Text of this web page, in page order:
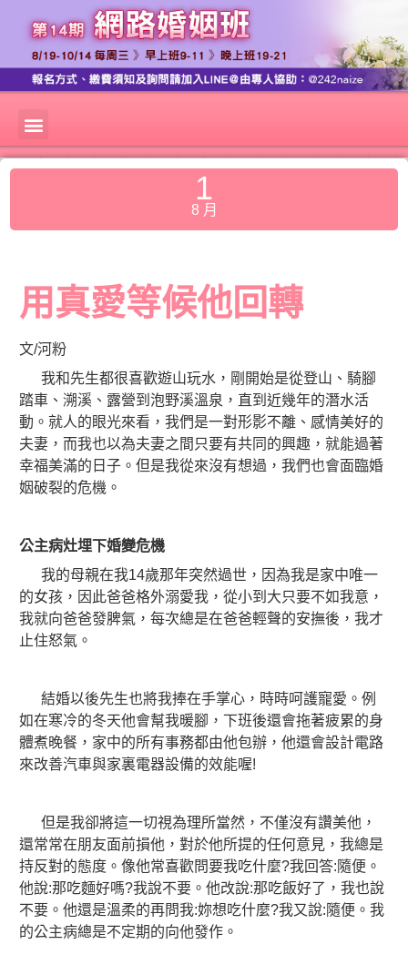
1
8 月
用真愛等候他回轉
文/河粉
我和先生都很喜歡遊山玩水，剛開始是從登山、騎腳
踏車、溯溪、露營到泡野溪溫泉，直到近幾年的潛水活
動。就人的眼光來看，我們是一對形影不離、感情美好的
夫妻，而我也以為夫妻之間只要有共同的興趣，就能過著
幸福美滿的日子。但是我從來沒有想過，我們也會面臨婚
姻破裂的危機。
公主病灶埋下婚變危機
我的母親在我14歲那年突然過世，因為我是家中唯一
的女孩，因此爸爸格外溺愛我，從小到大只要不如我意，
我就向爸爸發脾氣，每次總是在爸爸輕聲的安撫後，我才
止住怒氣。
結婚以後先生也將我捧在手掌心，時時呵護寵愛。例
如在寒冷的冬天他會幫我暖腳，下班後還會拖著疲累的身
體煮晚餐，家中的所有事務都由他包辦，他還會設計電路
來改善汽車與家裏電器設備的效能喔!
但是我卻將這一切視為理所當然，不僅沒有讚美他，
還常常在朋友面前損他，對於他所提的任何意見，我總是
持反對的態度。像他常喜歡問要我吃什麼?我回答:隨便。
他說:那吃麵好嗎?我說不要。他改說:那吃飯好了，我也說
不要。他還是溫柔的再問我:妳想吃什麼?我又說:隨便。我
的公主病總是不定期的向他發作。